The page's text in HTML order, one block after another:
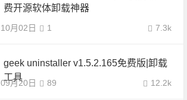
费开源软体卸载神器
10月02日 7.3k
1
geek uninstaller v1.5.2.165免费版|卸载
工具
09月20日 12.2k
89